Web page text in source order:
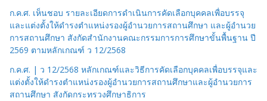
ก.ค.ศ. เห็นชอบ รายละเอียดการดำเนินการคัดเลือกบุคคลเพื่อบรรจุ
และแต่งตั้งให้ดำรงตำแหน่งรองผู้อำนวยการสถานศึกษา และผู้อำนวย
การสถานศึกษา สังกัดสำนักงานคณะกรรมการการศึกษาขั้นพื้นฐาน ปี
2569 ตามหลักเกณฑ์ ว 12/2568
ก.ค.ศ. | ว 12/2568 หลักเกณฑ์และวิธีการคัดเลือกบุคคลเพื่อบรรจุและ
แต่งตั้งให้ดำรงตำแหน่งรองผู้อำนวยการสถานศึกษาและผู้อำนวยการ
สถานศึกษา สังกัดกระทรวงศึกษาธิการ